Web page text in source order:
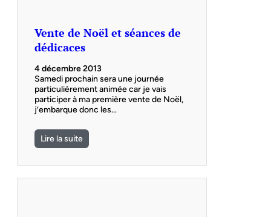
Vente de Noël et séances de
dédicaces
4 décembre 2013
Samedi prochain sera une journée
particulièrement animée car je vais
participer à ma première vente de Noël,
j’embarque donc les…
Lire la suite